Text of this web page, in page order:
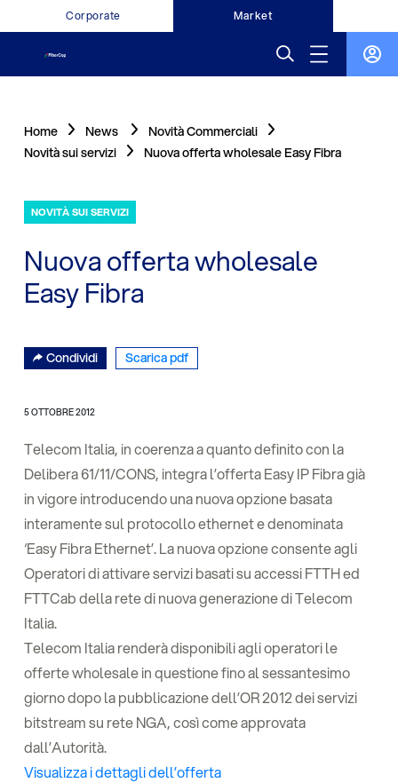
Corporate Market
Home News
Novità Commerciali
Novità sui servizi
Nuova offerta wholesale Easy Fibra
NOVITÀ SUI SERVIZI
Nuova offerta wholesale
Easy Fibra
Condividi Scarica pdf
5 OTTOBRE 2012
Telecom Italia, in coerenza a quanto definito con la
Delibera 61/11/CONS, integra l’offerta Easy IP Fibra già
in vigore introducendo una nuova opzione basata
interamente sul protocollo ethernet e denominata
‘Easy Fibra Ethernet’. La nuova opzione consente agli
Operatori di attivare servizi basati su accessi FTTH ed
FTTCab della rete di nuova generazione di Telecom
Italia.
Telecom Italia renderà disponibili agli operatori le
offerte wholesale in questione fino al sessantesimo
giorno dopo la pubblicazione dell’OR 2012 dei servizi
bitstream su rete NGA, così come approvata
dall’Autorità.
Visualizza i dettagli dell’offerta